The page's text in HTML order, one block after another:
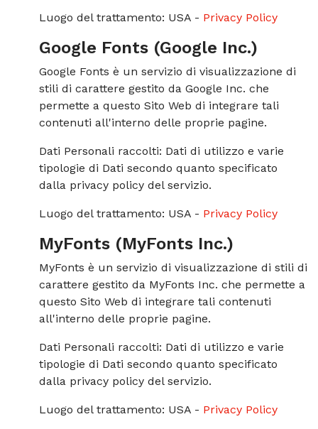
Luogo del trattamento: USA - Privacy Policy
Google Fonts (Google Inc.)
Google Fonts è un servizio di visualizzazione di
stili di carattere gestito da Google Inc. che
permette a questo Sito Web di integrare tali
contenuti all'interno delle proprie pagine.
Dati Personali raccolti: Dati di utilizzo e varie
tipologie di Dati secondo quanto specificato
dalla privacy policy del servizio.
Luogo del trattamento: USA - Privacy Policy
MyFonts (MyFonts Inc.)
MyFonts è un servizio di visualizzazione di stili di
carattere gestito da MyFonts Inc. che permette a
questo Sito Web di integrare tali contenuti
all'interno delle proprie pagine.
Dati Personali raccolti: Dati di utilizzo e varie
tipologie di Dati secondo quanto specificato
dalla privacy policy del servizio.
Luogo del trattamento: USA - Privacy Policy